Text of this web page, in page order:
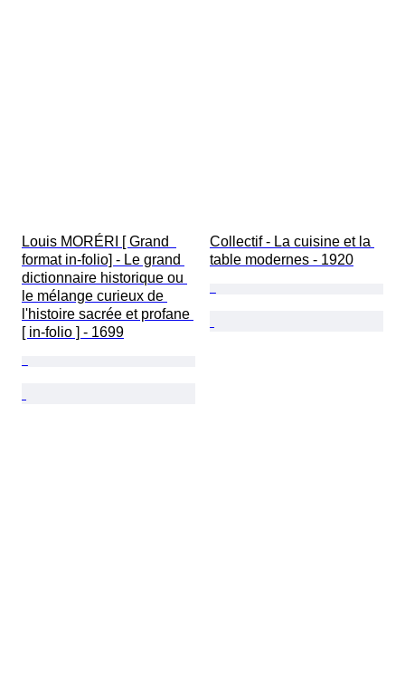
Louis MORÉRI [ Grand
format in-folio] - Le grand
dictionnaire historique ou
le mélange curieux de
l'histoire sacrée et profane
[ in-folio ] - 1699
Collectif - La cuisine et la
table modernes - 1920